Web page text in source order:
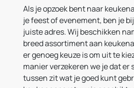
Als je opzoek bent naar
je feest of evenement, ben je
juiste adres. Wij beschikken
breed assortiment aan
er genoeg keuze is om uit te
manier verzekeren we je dat er
tussen zit wat je goed kunt